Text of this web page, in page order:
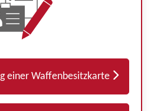
einer Waffenbesitzkarte